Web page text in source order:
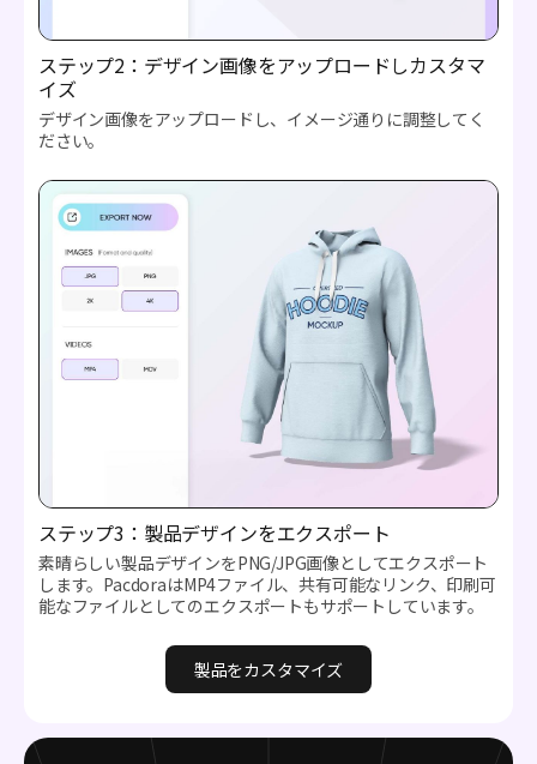
ステップ2：デザイン画像をアップロードしカスタマ
イズ
デザイン画像をアップロードし、イメージ通りに調整してく
ださい。
ステップ3：製品デザインをエクスポート
素晴らしい製品デザインをPNG/JPG画像としてエクスポート
します。PacdoraはMP4ファイル、共有可能なリンク、印刷可
能なファイルとしてのエクスポートもサポートしています。
製品をカスタマイズ